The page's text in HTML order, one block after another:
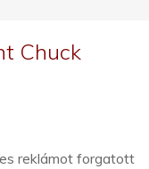
Chuck
reklámot forgatott